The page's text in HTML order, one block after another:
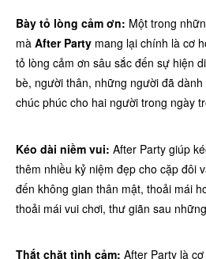
Bày tỏ lòng cảm ơn: Một trong
mà After Party mang lại chính là cơ
tỏ lòng cảm ơn sâu sắc đến sự hiện
bè, người thân, những người đã
chúc phúc cho hai người trong ngày
Kéo dài niềm vui: After Party giúp
thêm nhiều kỷ niệm đẹp cho cặp đôi
đến không gian thân mật, thoải mái
thoải mái vui chơi, thư giãn sau
Thắt chặt tình cảm: After Party là